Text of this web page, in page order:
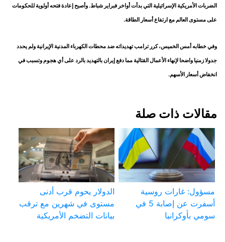
الضربات الأمريكية الإسرائيلية التي ​بدأت أواخر ​فبراير ⁠شباط. وأصبح إعادة فتحه أولوية للحكومات
على مستوى العالم مع ​ارتفاع أسعار الطاقة.
وفي خطابه أمس ​الخميس، ⁠كرر ترامب تهديداته ضد محطات الكهرباء المدنية الإيرانية ولم يحدد
جدولا زمنيا واضحا ⁠لإنهاء ​الأعمال القتالية مما دفع ​إيران بالتهديد بالرد على أي هجوم وتسبب في ​
انخفاض أسعار الأسهم.
مقالات ذات صلة
مسؤول: غارات روسية
أسفرت عن إصابة 5 في
سومي بأوكرانيا
الدولار يحوم قرب أدنى
مستوى في شهرين مع ترقب
بيانات التضخم الأمريكية